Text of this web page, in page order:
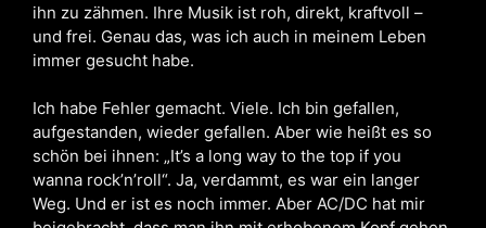
ihn zu zähmen. Ihre Musik ist roh, direkt, kraftvoll –
und frei. Genau das, was ich auch in meinem Leben
immer gesucht habe.
Ich habe Fehler gemacht. Viele. Ich bin gefallen,
aufgestanden, wieder gefallen. Aber wie heißt es so
schön bei ihnen: „It’s a long way to the top if you
wanna rock’n’roll“. Ja, verdammt, es war ein langer
Weg. Und er ist es noch immer. Aber AC/DC hat mir